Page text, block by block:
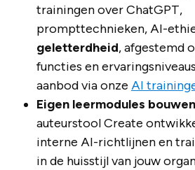
trainingen over ChatGPT,
prompttechnieken, AI-
geletterdheid, afgestemd
functies en
aanbod via onze AI
Eigen leermodules
auteurstool Create
interne AI-richtlijnen en
in de huisstijl van jouw